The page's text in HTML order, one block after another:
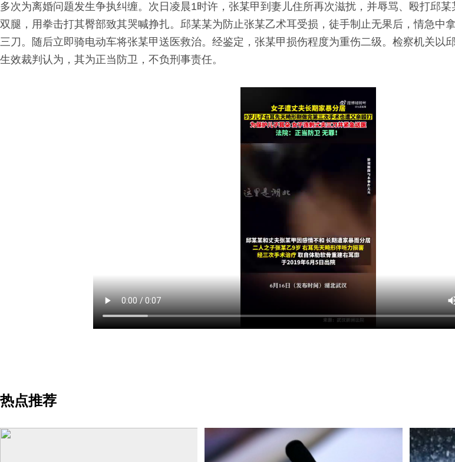
多次为离婚问题发生争执纠缠。次日凌晨1时许，张某甲到妻儿住所再次滋扰，并辱骂、殴打邱
双腿，用拳击打其臀部致其哭喊挣扎。邱某某为防止张某乙术耳受损，徒手制止无果后，情急中
三刀。随后立即骑电动车将张某甲送医救治。经鉴定，张某甲损伤程度为重伤二级。检察机关以
生效裁判认为，其为正当防卫，不负刑事责任。
热点推荐